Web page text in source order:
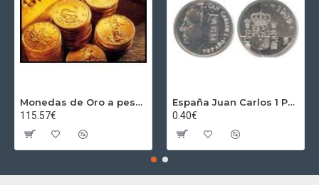
Monedas de Oro a peso por gramos al precio del día + 2,5% Au
115.57€
España Juan Carlos 1 Peseta JC 1989 Madrid ND
0.40€